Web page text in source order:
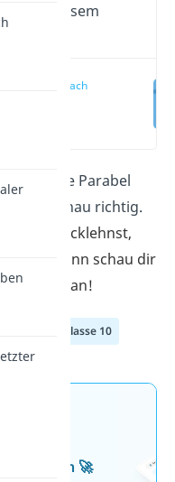
in diesem
Parabel einfach
was eine Parabel
hier genau richtig.
zurücklehnst,
lesen, dann schau dir
an!
Klasse 10
dein
Aufgaben 🚀